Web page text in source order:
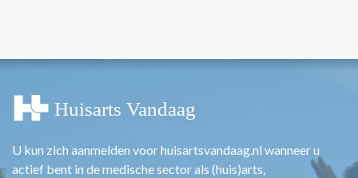
U kun zich aanmelden voor huisartsvandaag.nl wanneer u
actief bent in de medische sector als (huis)arts,